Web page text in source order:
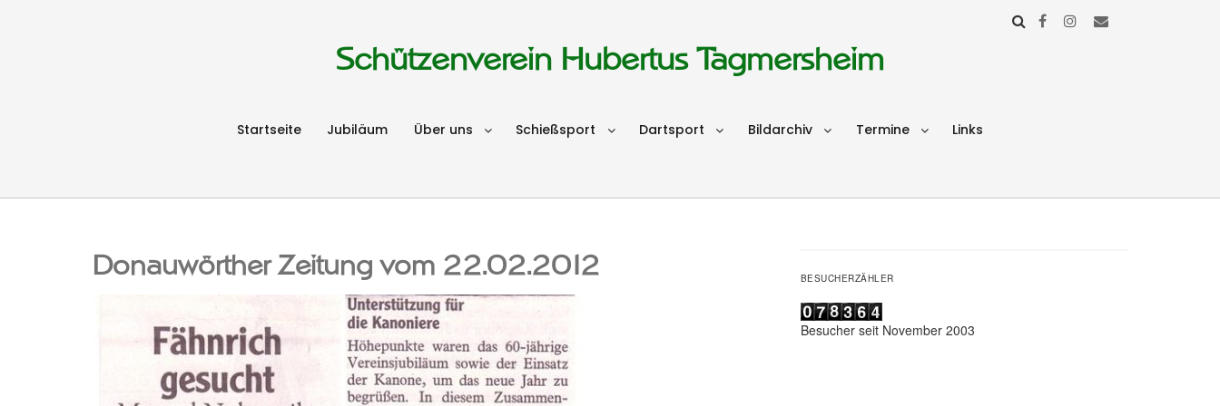
Schützenverein Hubertus Tagmersheim
Startseite Jubiläum Über uns Schießsport Dartsport Bildarchiv Termine Links
Donauwörther Zeitung vom 22.02.2012 BESUCHERZÄHLER
Besucher seit November 2003